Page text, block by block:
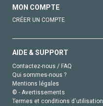
MON COMPTE
CRÉER UN COMPTE
AIDE & SUPPORT
Contactez-nous / FAQ
Qui sommes-nous ?
Mentions légales
© - Avertissements
Termes et conditions d'utilisation